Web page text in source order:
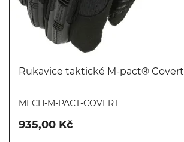
Rukavice taktické M-pact® Covert
MECH-M-PACT-COVERT
935,00 Kč